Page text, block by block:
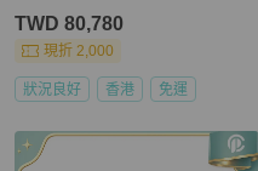
TWD 80,780
現折 2,000
狀況良好 香港 免運